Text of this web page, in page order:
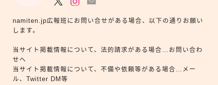
namiten.jp広報班にお問い合せがある場合、以下の通りお願い
します。
当サイト掲載情報について、法的請求がある場合…お問い合わ
せへ
当サイト掲載情報について、不備や依頼等がある場合…メー
ル、Twitter DM等